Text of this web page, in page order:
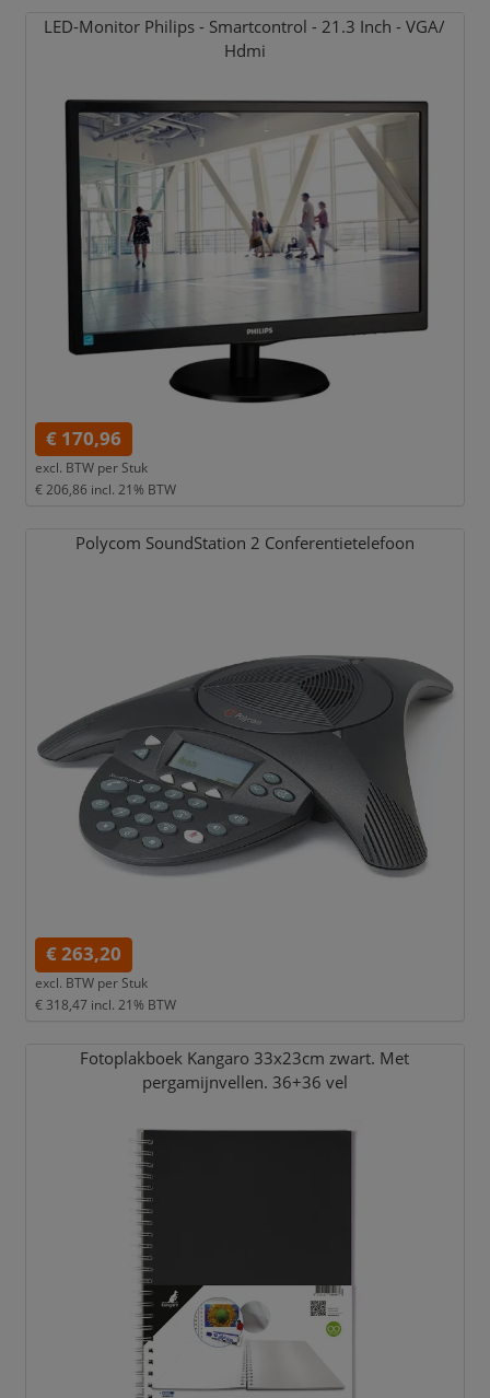
LED-Monitor Philips - Smartcontrol - 21.3 Inch - VGA/
Hdmi
€ 170,96
excl. BTW per Stuk
€ 206,86 incl. 21% BTW
Polycom SoundStation 2 Conferentietelefoon
€ 263,20
excl. BTW per Stuk
€ 318,47 incl. 21% BTW
Fotoplakboek Kangaro 33x23cm zwart. Met
pergamijnvellen. 36+36 vel